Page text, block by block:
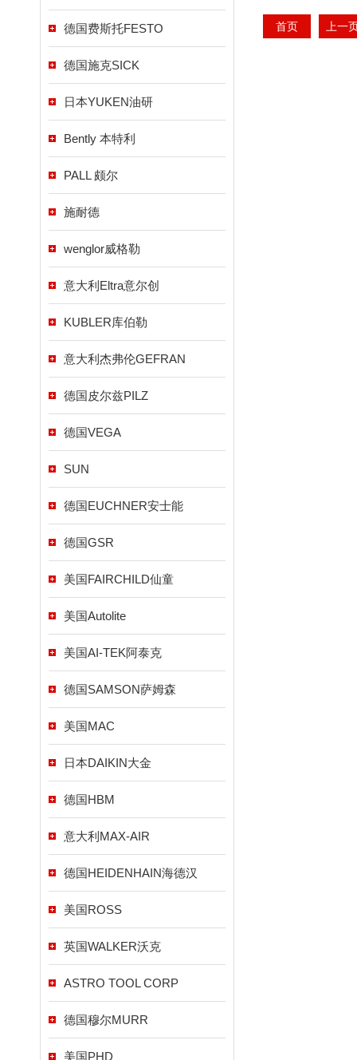
德国费斯托FESTO
德国施克SICK
日本YUKEN油研
Bently 本特利
PALL 颇尔
施耐德
wenglor威格勒
意大利Eltra意尔创
KUBLER库伯勒
意大利杰弗伦GEFRAN
德国皮尔兹PILZ
德国VEGA
SUN
德国EUCHNER安士能
德国GSR
美国FAIRCHILD仙童
美国Autolite
美国AI-TEK阿泰克
德国SAMSON萨姆森
美国MAC
日本DAIKIN大金
德国HBM
意大利MAX-AIR
德国HEIDENHAIN海德汉
美国ROSS
英国WALKER沃克
ASTRO TOOL CORP
德国穆尔MURR
美国PHD
首页 上一